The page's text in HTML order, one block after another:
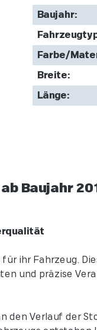
Baujahr:
Farbe/
Breite:
Länge:
Baujahr
ihr Fahrzeug.
und präzise
Verlauf der